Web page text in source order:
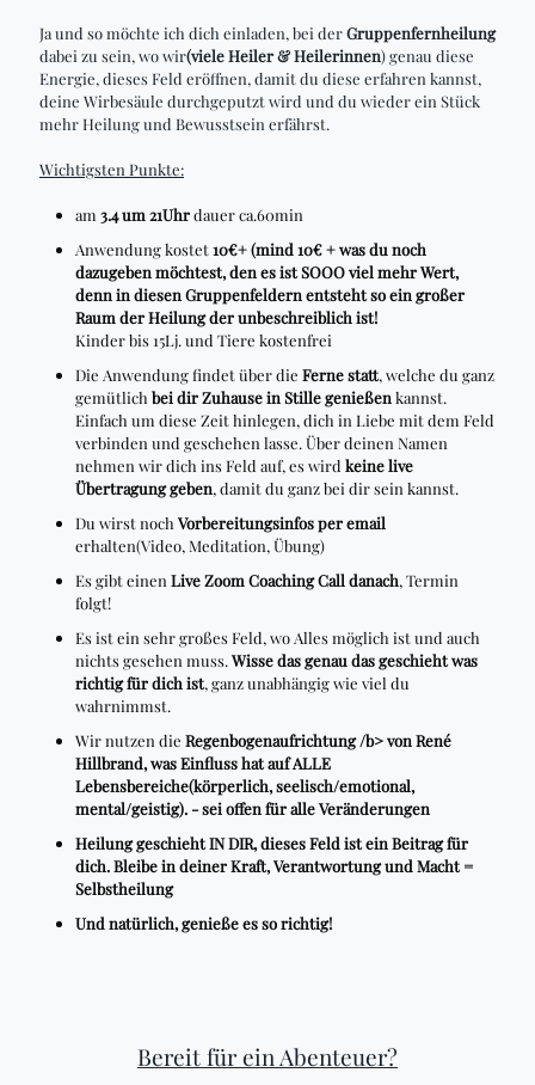
Ja und so möchte ich dich einladen, bei derGruppenfernheilung
dabei zu sein, wo wir(viele Heiler & Heilerinnen) genau diese
Energie, dieses Feld eröffnen, damit du diese erfahren kannst,
deine Wirbesäule durchgeputzt wird und du wieder ein Stück
mehr Heilung und Bewusstsein erfährst.
Wichtigsten Punkte:
am 3.4 um 21Uhrdauer ca.60min
Anwendung kostet10€+ (mind 10€ + was du noch
dazugeben möchtest, den es ist SOOO viel mehr Wert,
denn in diesen Gruppenfeldern entsteht so ein großer
Raum der Heilung der unbeschreiblich ist!
Kinder bis 15Lj. und Tiere kostenfrei
Die Anwendung findet über die Ferne statt, welche du ganz
gemütlich bei dir Zuhause in Stille genießenkannst.
Einfach um diese Zeit hinlegen, dich in Liebe mit dem Feld
verbinden und geschehen lasse. Über deinen Namen
nehmen wir dich ins Feld auf, es wird keine live
Übertragung geben, damit du ganz bei dir sein kannst.
Du wirst noch Vorbereitungsinfos per email
erhalten(Video, Meditation, Übung)
Es gibt einen Live Zoom Coaching Call danach, Termin
folgt!
Es ist ein sehr großes Feld, wo Alles möglich ist und auch
nichts gesehen muss. Wisse das genau das geschieht was
richtig für dich ist, ganz unabhängig wie viel du
wahrnimmst.
Wir nutzen die Regenbogenaufrichtung /b> von René
Hillbrand, was Einfluss hat auf ALLE
Lebensbereiche(körperlich, seelisch/emotional,
mental/geistig). - sei offen für alle Veränderungen
Heilung geschieht IN DIR, dieses Feld ist ein Beitrag für
dich. Bleibe in deiner Kraft, Verantwortung und Macht =
Selbstheilung
Und natürlich,genieße es so richtig!
Bereit für ein Abenteuer?